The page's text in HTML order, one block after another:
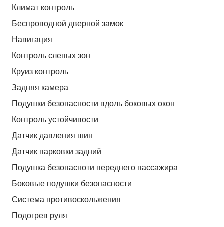
Климат контроль
Беспроводной дверной замок
Навигация
Контроль слепых зон
Круиз контроль
Задняя камера
Подушки безопасности вдоль боковых окон
Контроль устойчивости
Датчик давления шин
Датчик парковки задний
Подушка безопасноти переднего пассажира
Боковые подушки безопасности
Система противоскольжения
Подогрев руля